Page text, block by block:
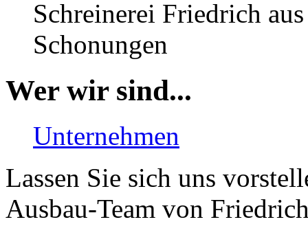
Wer wir sind...
Unternehmen
Lassen Sie sich uns
Ausbau-Team von